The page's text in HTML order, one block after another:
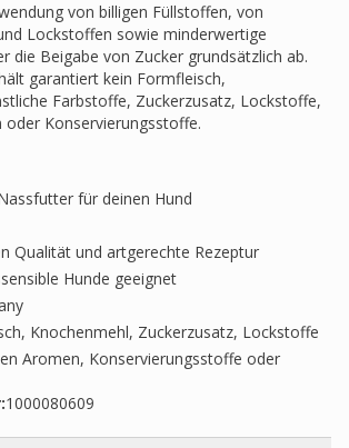
von billigen Füllstoffen, von
Lockstoffen sowie minderwertige
die Beigabe von Zucker grundsätzlich ab.
garantiert kein Formfleisch,
Farbstoffe, Zuckerzusatz, Lockstoffe,
Konservierungsstoffe.
für deinen Hund
Qualität und artgerechte Rezeptur
Hunde geeignet
Knochenmehl, Zuckerzusatz, Lockstoffe
Aromen, Konservierungsstoffe oder
1000080609